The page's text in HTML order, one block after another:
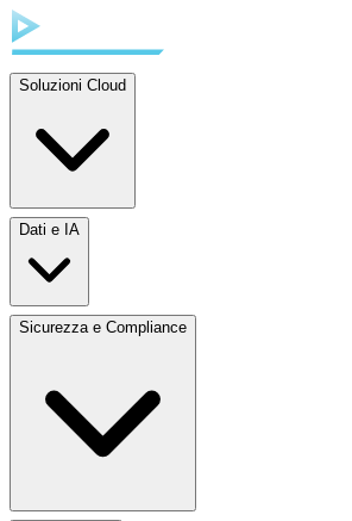
Soluzioni Cloud
Dati e IA
Sicurezza e Compliance